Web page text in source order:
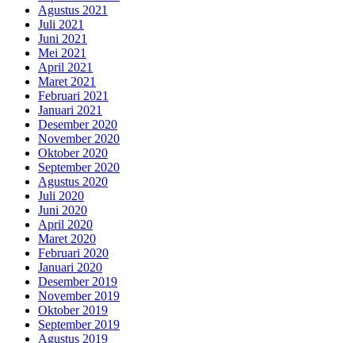
Agustus 2021
Juli 2021
Juni 2021
Mei 2021
April 2021
Maret 2021
Februari 2021
Januari 2021
Desember 2020
November 2020
Oktober 2020
September 2020
Agustus 2020
Juli 2020
Juni 2020
April 2020
Maret 2020
Februari 2020
Januari 2020
Desember 2019
November 2019
Oktober 2019
September 2019
Agustus 2019